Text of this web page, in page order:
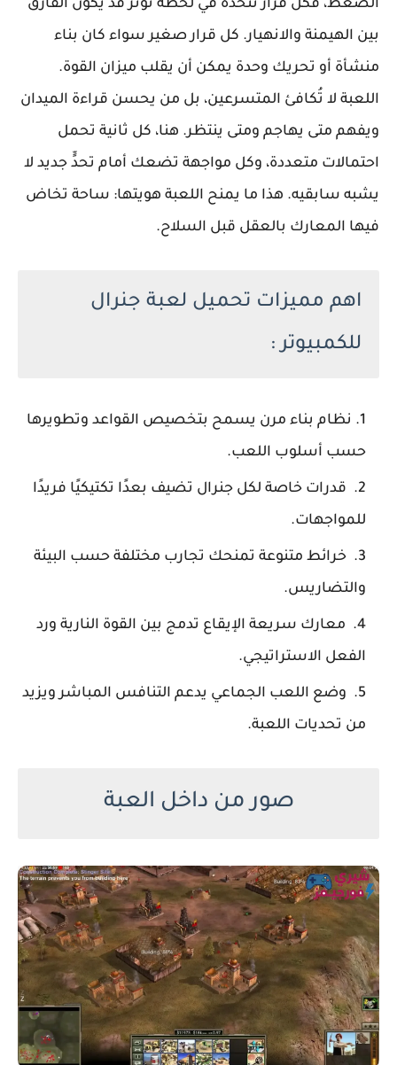
الضغط، فكل قرار تتخذه في لحظة توتر قد يكون الفارق
بين الهيمنة والانهيار. كل قرار صغير سواء كان بناء
منشأة أو تحريك وحدة يمكن أن يقلب ميزان القوة.
اللعبة لا تُكافئ المتسرعين، بل من يحسن قراءة الميدان
ويفهم متى يهاجم ومتى ينتظر. هنا، كل ثانية تحمل
احتمالات متعددة، وكل مواجهة تضعك أمام تحدٍّ جديد لا
يشبه سابقيه. هذا ما يمنح اللعبة هويتها: ساحة تخاض
فيها المعارك بالعقل قبل السلاح.
اهم مميزات تحميل لعبة جنرال
للكمبيوتر :
نظام بناء مرن يسمح بتخصيص القواعد وتطويرها
حسب أسلوب اللعب.
قدرات خاصة لكل جنرال تضيف بعدًا تكتيكيًا فريدًا
للمواجهات.
خرائط متنوعة تمنحك تجارب مختلفة حسب البيئة
والتضاريس.
معارك سريعة الإيقاع تدمج بين القوة النارية ورد
الفعل الاستراتيجي.
وضع اللعب الجماعي يدعم التنافس المباشر ويزيد
من تحديات اللعبة.
صور من داخل العبة